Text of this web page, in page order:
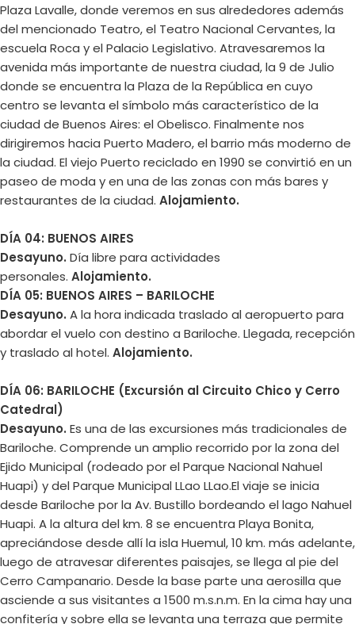
Plaza Lavalle, donde veremos en sus alrededores además
del mencionado Teatro, el Teatro Nacional Cervantes, la
escuela Roca y el Palacio Legislativo. Atravesaremos la
avenida más importante de nuestra ciudad, la 9 de Julio
donde se encuentra la Plaza de la República en cuyo
centro se levanta el símbolo más característico de la
ciudad de Buenos Aires: el Obelisco. Finalmente nos
dirigiremos hacia Puerto Madero, el barrio más moderno de
la ciudad. El viejo Puerto reciclado en 1990 se convirtió en un
paseo de moda y en una de las zonas con más bares y
restaurantes de la ciudad. Alojamiento.
DÍA 04: BUENOS AIRES
Desayuno. Día libre para actividades
personales. Alojamiento.
DÍA 05: BUENOS AIRES – BARILOCHE
Desayuno. A la hora indicada traslado al aeropuerto para
abordar el vuelo con destino a Bariloche. Llegada, recepción
y traslado al hotel. Alojamiento.
DÍA 06: BARILOCHE (Excursión al Circuito Chico y Cerro
Catedral)
Desayuno. Es una de las excursiones más tradicionales de
Bariloche. Comprende un amplio recorrido por la zona del
Ejido Municipal (rodeado por el Parque Nacional Nahuel
Huapi) y del Parque Municipal LLao LLao.El viaje se inicia
desde Bariloche por la Av. Bustillo bordeando el lago Nahuel
Huapi. A la altura del km. 8 se encuentra Playa Bonita,
apreciándose desde allí la isla Huemul, 10 km. más adelante,
luego de atravesar diferentes paisajes, se llega al pie del
Cerro Campanario. Desde la base parte una aerosilla que
asciende a sus visitantes a 1500 m.s.n.m. En la cima hay una
confitería y sobre ella se levanta una terraza que permite